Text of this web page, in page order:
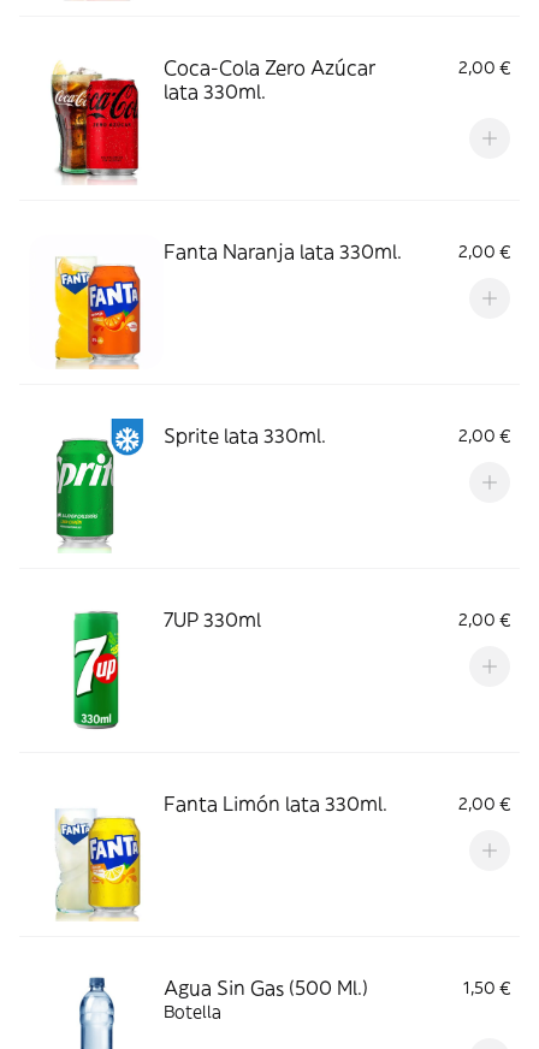
Coca-Cola Zero Azúcar
lata 330ml.
2,00 €
Fanta Naranja lata 330ml. 2,00 €
Sprite lata 330ml. 2,00 €
7UP 330ml 2,00 €
Fanta Limón lata 330ml. 2,00 €
Agua Sin Gas (500 Ml.)
1,50 €
Botella